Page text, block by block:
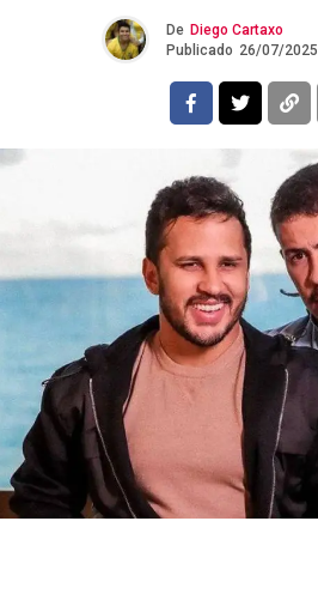
De Diego Cartaxo
Publicado 26/07/2025